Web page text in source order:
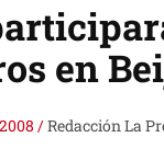
en
/Redacción La